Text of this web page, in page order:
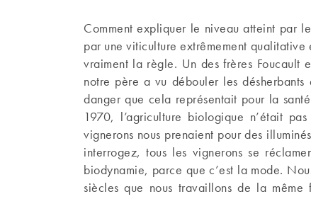
Comment expliquer le niveau atteint par
par une viticulture extrêmement
vraiment la règle. Un des frères Foucault
notre père a vu débouler les
danger que cela représentait pour la
1970, l’agriculture biologique n’était
vignerons nous prenaient pour des
interrogez, tous les vignerons se
biodynamie, parce que c’est la mode.
siècles que nous travaillons de la